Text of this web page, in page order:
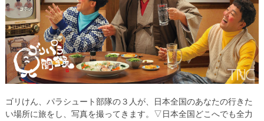
ゴリけん、パラシュート部隊の３人が、日本全国のあなたの行きた
い場所に旅をし、写真を撮ってきます。▽日本全国どこへでも全力